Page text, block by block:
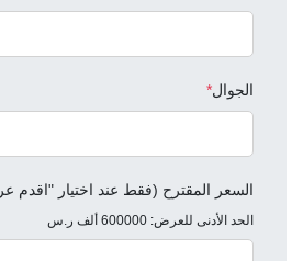
الجوال*
السعر المقترح (فقط عند اختيار "اقدم
الحد الأدنى للعرض: 600000 ألف ر.س